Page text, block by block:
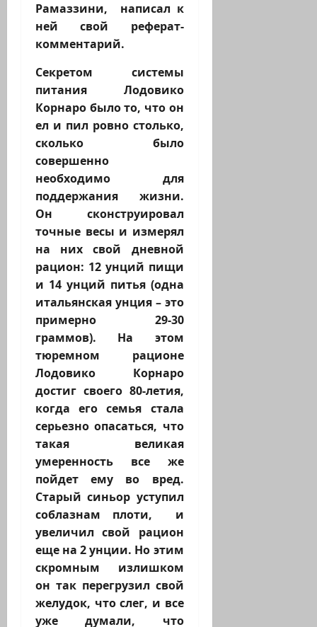
Рамаззини, написал к
ней свой реферат-
комментарий.
Секретом системы
питания Лодовико
Корнаро было то, что он
ел и пил ровно столько,
сколько было
совершенно
необходимо для
поддержания жизни.
Он сконструировал
точные весы и измерял
на них свой дневной
рацион: 12 унций пищи
и 14 унций питья (одна
итальянская унция – это
примерно 29-30
граммов). На этом
тюремном рационе
Лодовико Корнаро
достиг своего 80-летия,
когда его семья стала
серьезно опасаться, что
такая великая
умеренность все же
пойдет ему во вред.
Старый синьор уступил
соблазнам плоти, и
увеличил свой рацион
еще на 2 унции. Но этим
скромным излишком
он так перегрузил свой
желудок, что слег, и все
уже думали, что